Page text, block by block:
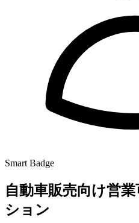
Smart Badge
自動車販売向け営
ション